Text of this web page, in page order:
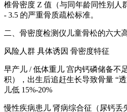
椎骨密度 Z 值（与同年龄同性别人
- 3.5 的严重骨质疏松标准。
二、骨密度检测仪儿童骨松的六大
风险人群 具体诱因 骨密度特征
早产儿 / 低体重儿 宫内钙磷储备不
积），出生后追赶生长导致骨量 “
儿低 15%-20%
慢性疾病患儿 肾病综合征（尿钙丢